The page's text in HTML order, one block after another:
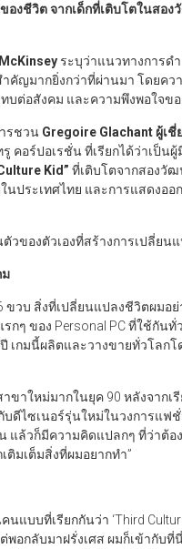
งชีวิต จากเด็กที่เติบโตในสอง
McKinsey ระบุว่าแนวทางการด
คัญมากยิ่งกว่าที่ผ่านมา โดยคว
บต่อสังคม และความพึงพอใจข
รชวน Gregoire Glachant ผู้เชี่
คอร์ปอเรชั่น ที่เรียกได้ว่าเป็น
Kid” ที่เติบโตจากสองวั
ประเทศไทย และการแสดงออ
ของตัวเองที่สร้างการเปลี่ยน
ม
ขวบ สิ่งที่เปลี่ยนแปลงชีวิตผมอ
กๆ ของ Personal PC ที่ใช้กัน
เกมนี้ผลิตและวางขายทั่วโลกโ
ขาใหม่มากในยุค 90 หลังจากเ
ดีไซเนอร์รุ่นใหม่ในวงการแฟ
แล้วก็มีความคิดแปลกๆ ที่ว่าต้อ
ติมเต็มสิ่งที่ผมอยากทำ”
บบที่เรียกกันว่า ‘Third
อกลับมาฝรั่งเศส ผมก็เข้ากับที่